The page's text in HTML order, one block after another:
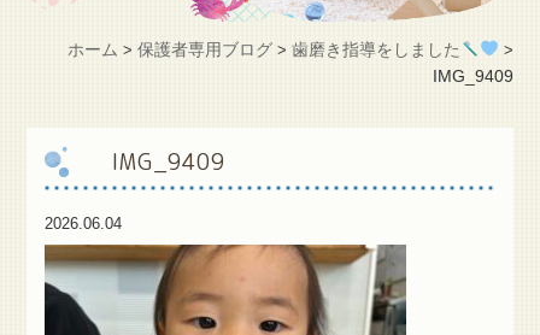
護者様専用ブログ
ホーム > 保護者専用ブログ> 歯磨き指導をしました >
IMG_9409
IMG_9409
2026.06.04